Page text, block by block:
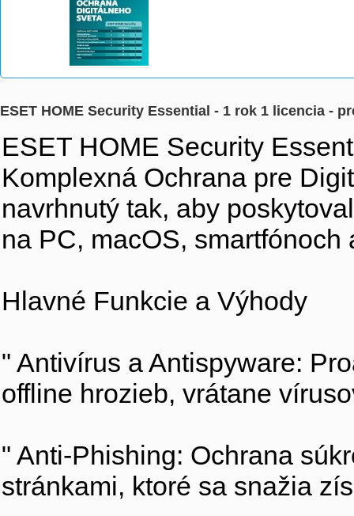
ESET HOME Security Essential - 1 rok 1 licencia -
ESET HOME Security
Komplexná Ochrana pre
navrhnutý tak, aby
na PC, macOS, smartfónoch
Hlavné Funkcie a Výhody
" Antivírus a Antispyware:
offline hrozieb, vrátane
" Anti-Phishing: Ochrana
stránkami, ktoré sa snažia